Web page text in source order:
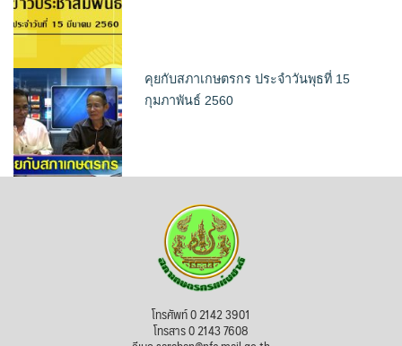
คุยกับสภาเกษตรกร ประจำวันพุธที่ 15
กุมภาพันธ์ 2560
โทรศัพท์ 0 2142 3901
โทรสาร 0 2143 7608